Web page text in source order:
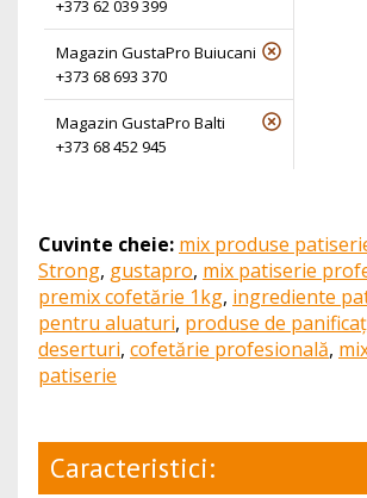
+373 62 039 399
Magazin GustaPro Buiucani
+373 68 693 370
Magazin GustaPro Balti
+373 68 452 945
Cuvinte cheie: mix produse
Strong, gustapro, mix patiserie
premix cofetărie 1kg, ingrediente
pentru aluaturi, produse de
deserturi, cofetărie profesională,
patiserie
Caracteristici: